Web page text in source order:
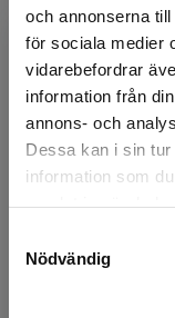
och annonserna
för sociala medier
vidarebefordrar
information från
annons- och
Dessa kan i sin
information som
Nödvändig
Det verkar
Sverige. För